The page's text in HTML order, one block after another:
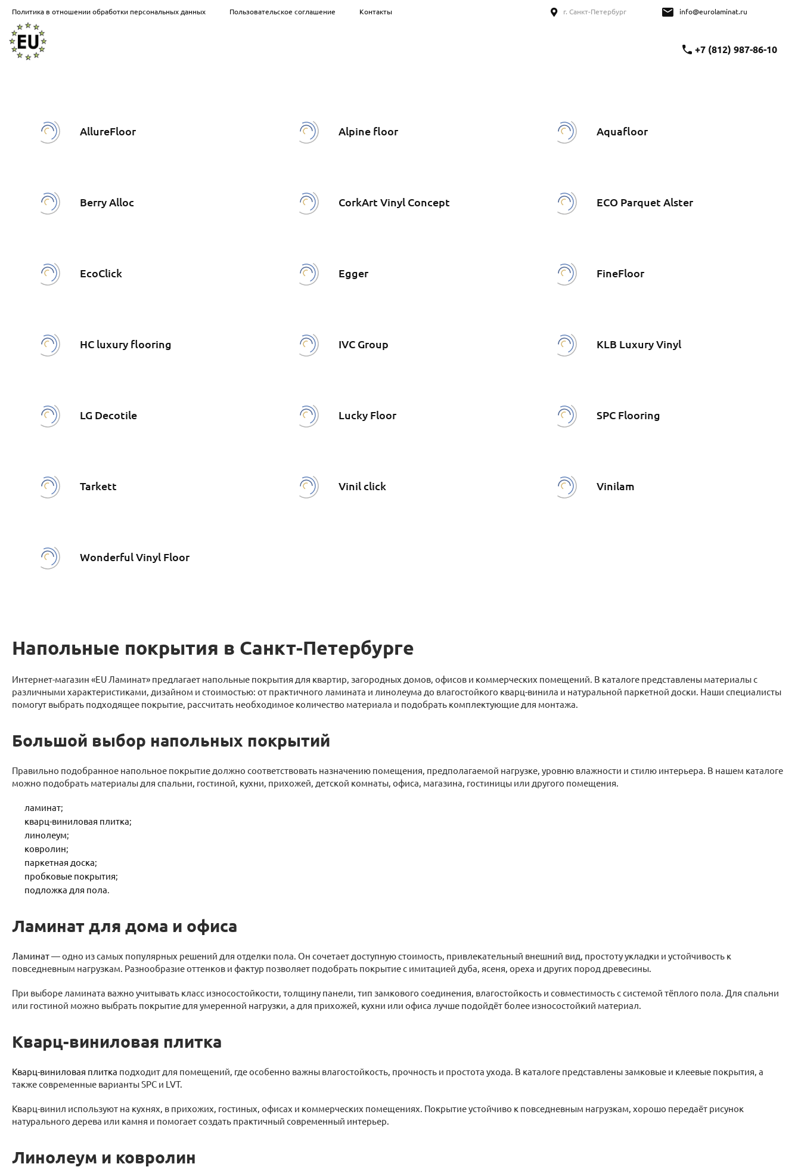
Политика в отношении обработки персональных данных Пользовательское соглашение Контакты г. Санкт-Петербург info@eurolaminat.ru
+7 (812) 987-86-10
AllureFloor Alpine floor Aquafloor
Berry Alloc CorkArt Vinyl Concept ECO Parquet Alster
EcoClick Egger FineFloor
HC luxury flooring IVC Group KLB Luxury Vinyl
LG Decotile Lucky Floor SPC Flooring
Tarkett Vinil click Vinilam
Wonderful Vinyl Floor
Напольные покрытия в Санкт-Петербурге
Интернет-магазин «EU Ламинат» предлагает напольные покрытия для квартир, загородных домов, офисов и коммерческих помещений. В каталоге представлены материалы с
различными характеристиками, дизайном и стоимостью: от практичного ламината и линолеума до влагостойкого кварц-винила и натуральной паркетной доски. Наши специалисты
помогут выбрать подходящее покрытие, рассчитать необходимое количество материала и подобрать комплектующие для монтажа.
Большой выбор напольных покрытий
Правильно подобранное напольное покрытие должно соответствовать назначению помещения, предполагаемой нагрузке, уровню влажности и стилю интерьера. В нашем каталоге
можно подобрать материалы для спальни, гостиной, кухни, прихожей, детской комнаты, офиса, магазина, гостиницы или другого помещения.
ламинат;
кварц-виниловая плитка;
линолеум;
ковролин;
паркетная доска;
пробковые покрытия;
подложка для пола.
Ламинат для дома и офиса
Ламинат— одно из самых популярных решений для отделки пола. Он сочетает доступную стоимость, привлекательный внешний вид, простоту укладки и устойчивость к
повседневным нагрузкам. Разнообразие оттенков и фактур позволяет подобрать покрытие с имитацией дуба, ясеня, ореха и других пород древесины.
При выборе ламината важно учитывать класс износостойкости, толщину панели, тип замкового соединения, влагостойкость и совместимость с системой тёплого пола. Для спальни
или гостиной можно выбрать покрытие для умеренной нагрузки, а для прихожей, кухни или офиса лучше подойдёт более износостойкий материал.
Кварц-виниловая плитка
Кварц-виниловая плитка подходит для помещений, где особенно важны влагостойкость, прочность и простота ухода. В каталоге представлены замковые и клеевые покрытия, а
также современные варианты SPC и LVT.
Кварц-винил используют на кухнях, в прихожих, гостиных, офисах и коммерческих помещениях. Покрытие устойчиво к повседневным нагрузкам, хорошо передаёт рисунок
натурального дерева или камня и помогает создать практичный современный интерьер.
Линолеум и ковролин